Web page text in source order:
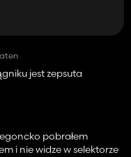
jest zepsuta
pobrałem
i nie widze w selektorze